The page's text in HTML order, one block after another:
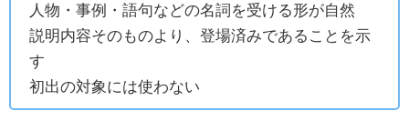
人物・事例・語句などの名詞を受ける形が自然
説明内容そのものより、登場済みであることを示
す
初出の対象には使わない